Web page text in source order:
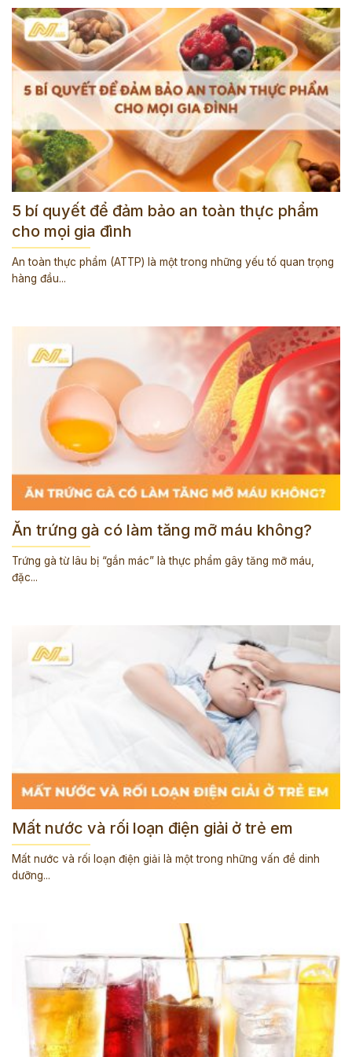
5 bí quyết để đảm bảo an toàn thực phẩm
cho mọi gia đình
An toàn thực phẩm (ATTP) là một trong những yếu tố quan trọng
hàng đầu...
Ăn trứng gà có làm tăng mỡ máu không?
Trứng gà từ lâu bị “gắn mác” là thực phẩm gây tăng mỡ máu,
đặc...
Mất nước và rối loạn điện giải ở trẻ em
Mất nước và rối loạn điện giải là một trong những vấn đề dinh
dưỡng...